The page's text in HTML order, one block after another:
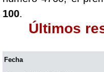
100.
Últimos
Fecha